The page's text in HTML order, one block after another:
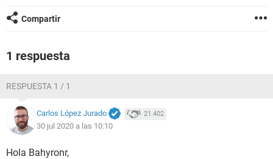
Compartir
1 respuesta
RESPUESTA 1 / 1
Carlos López Jurado 21.402
30 jul 2020 a las 10:10
Hola Bahyronr,